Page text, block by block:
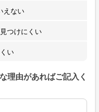
えない
つけにくい
い
理由があればご記入く
理由があればご記入くだ